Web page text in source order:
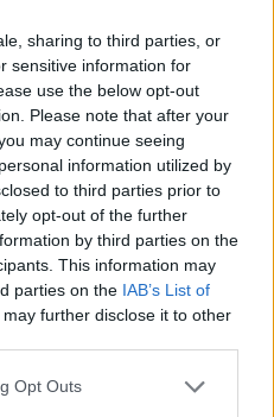
sharing to third parties, or
sensitive information for
use the below opt-out
Please note that after your
may continue seeing
information utilized by
to third parties prior to
opt-out of the further
by third parties on the
This information may
parties on the IAB’s List of
may further disclose it to other
uses one or more Google
Opt Outs
footprint digitale.
rivedi le impostazioni
personali
e mantieni
un mondo sempre più
tuoi dati è la tua